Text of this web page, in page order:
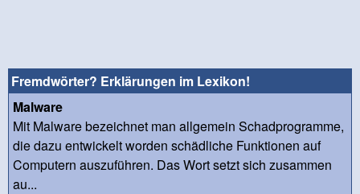
Fremdwörter? Erklärungen im Lexikon!
Malware
Mit Malware bezeichnet man allgemein Schadprogramme,
die dazu entwickelt worden schädliche Funktionen auf
Computern auszuführen. Das Wort setzt sich zusammen
au...